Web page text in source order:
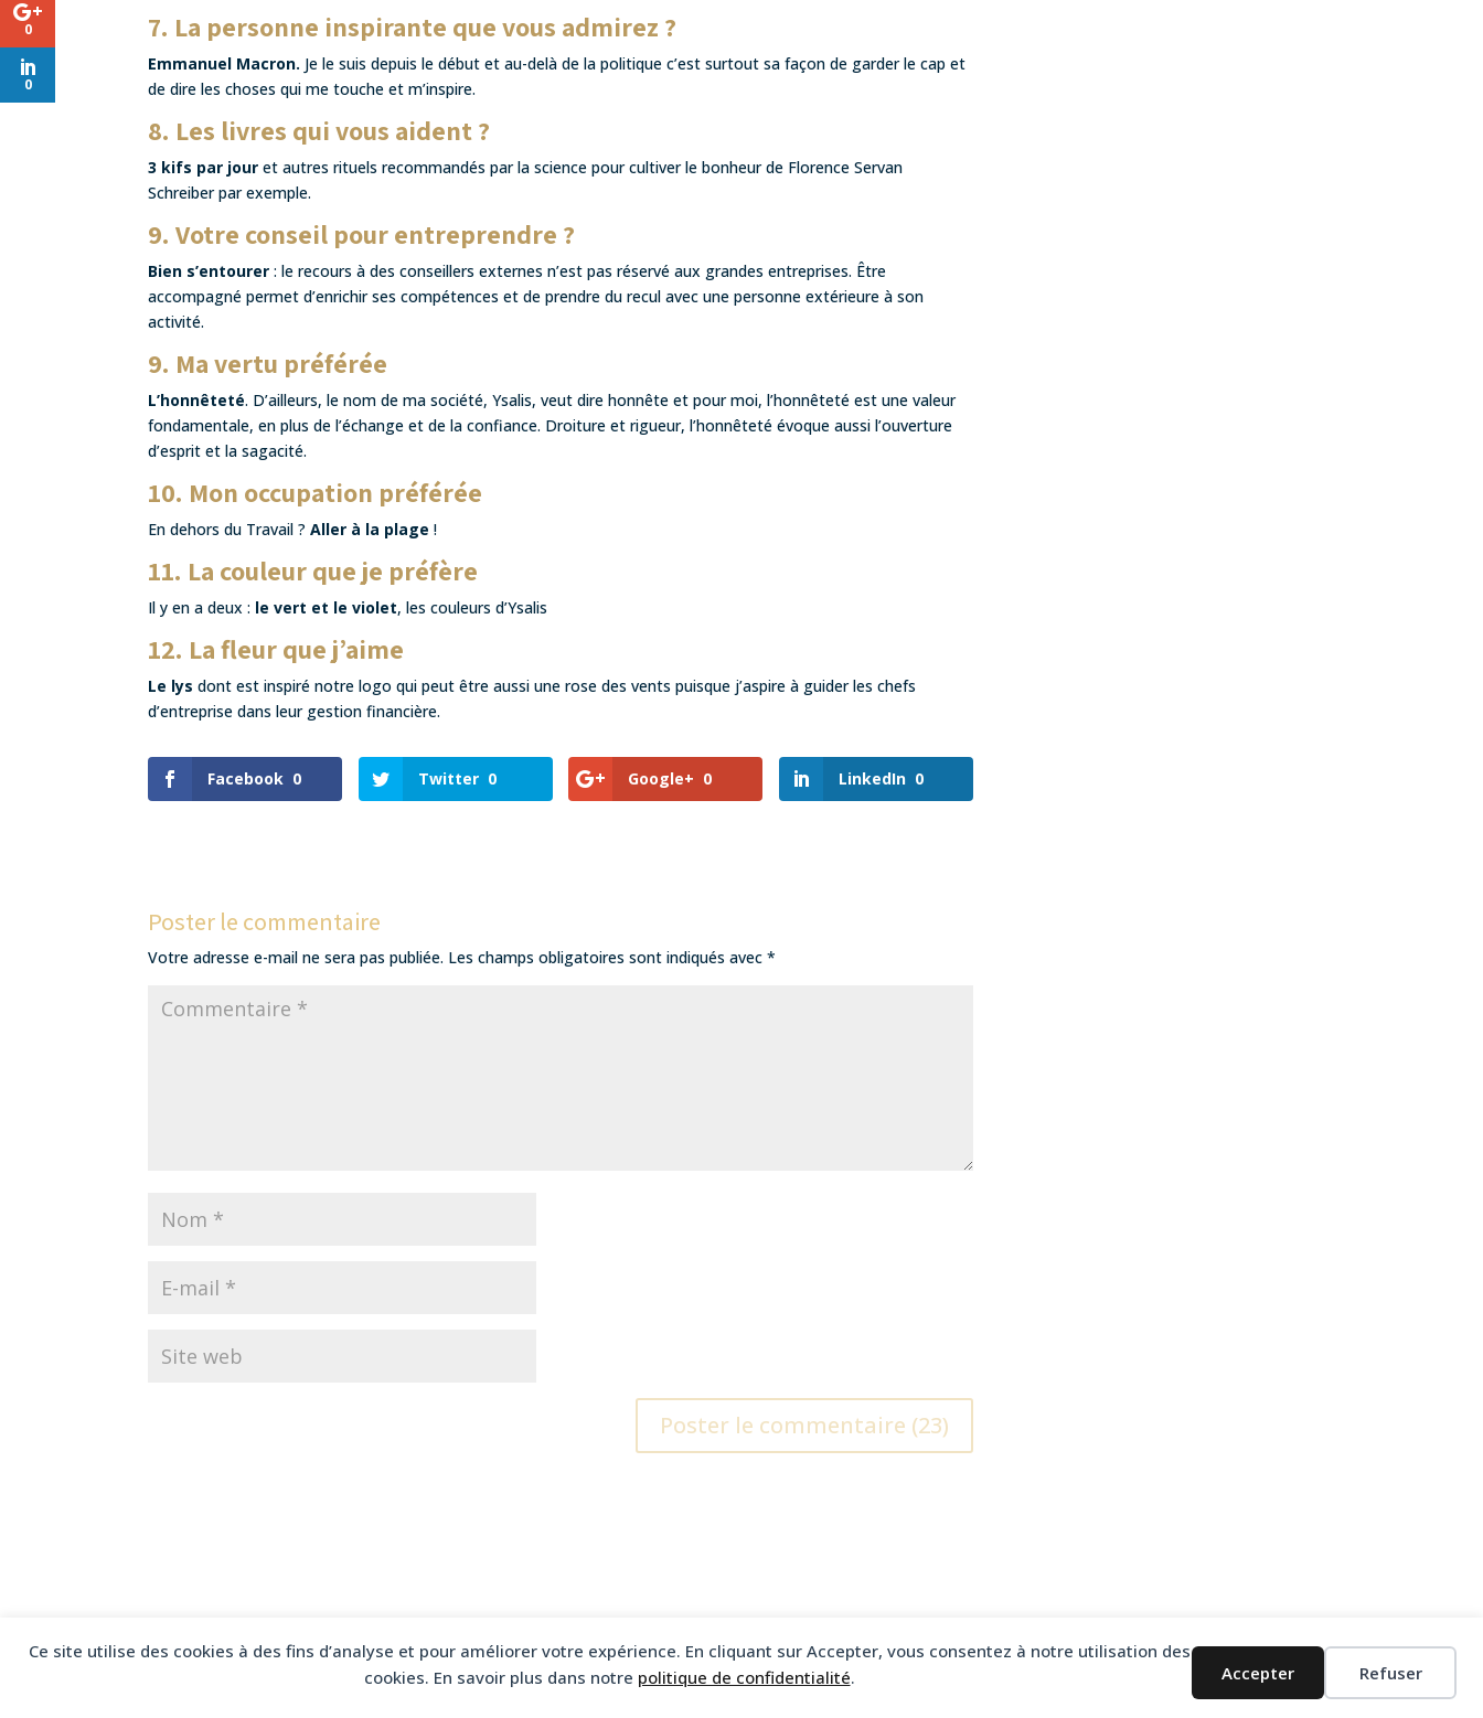
Ce site utilise des cookies à des fins d’analyse et pour améliorer votre expérience. En cliquant sur Accepter, vous consentez à notre utilisation des
cookies. En savoir plus dans notre politique de confidentialité. Accepter Refuser
7. La personne inspirante que vous admirez ?
Emmanuel Macron. Je le suis depuis le début et au-delà de la politique c’est surtout sa façon de garder le cap et
de dire les choses qui me touche et m’inspire.
8. Les livres qui vous aident ?
3 kifs par jour et autres rituels recommandés par la science pour cultiver le bonheur de Florence Servan
Schreiber par exemple.
9. Votre conseil pour entreprendre ?
Bien s’entourer: le recours à des conseillers externes n’est pas réservé aux grandes entreprises. Être
accompagné permet d’enrichir ses compétences et de prendre du recul avec une personne extérieure à son
activité.
9. Ma vertu préférée
L’honnêteté. D’ailleurs, le nom de ma société, Ysalis, veut dire honnête et pour moi, l’honnêteté est une valeur
fondamentale, en plus de l’échange et de la confiance. Droiture et rigueur, l’honnêteté évoque aussi l’ouverture
d’esprit et la sagacité.
10. Mon occupation préférée
En dehors du Travail ?Aller à la plage !
11. La couleur que je préfère
Il y en a deux : le vert et le violet, les couleurs d’Ysalis
12. La fleur que j’aime
Le lys dont est inspiré notre logo qui peut être aussi une rose des vents puisque j’aspire à guider les chefs
d’entreprise dans leur gestion financière.
Facebook 0 Twitter 0 Google+ 0 LinkedIn 0
Poster le commentaire
Votre adresse e-mail ne sera pas publiée. Les champs obligatoires sont indiqués avec*
© 2026 Cécile Bouquet – Tous droits réservés Mentions légales Politique de confidentialité
0
0